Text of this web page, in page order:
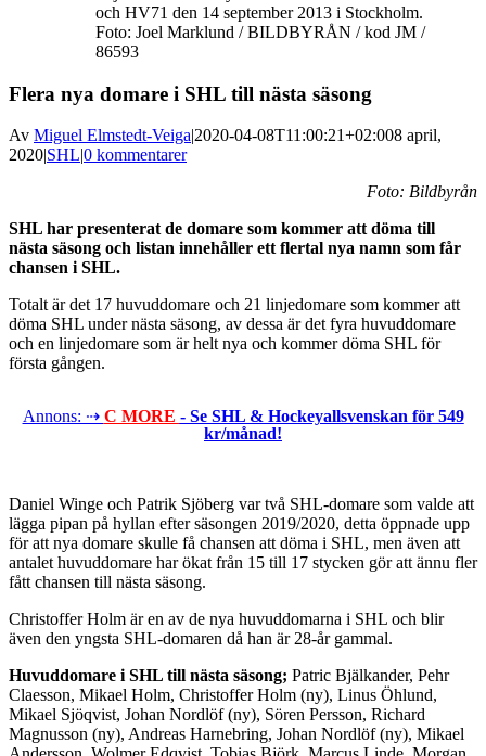
och HV71 den 14 september 2013 i Stockholm.
Foto: Joel Marklund / BILDBYRÅN / kod JM /
86593
Flera nya domare i SHL till nästa säsong
Av Miguel Elmstedt-Veiga|2020-04-08T11:00:21+02:008 april,
2020|SHL|0 kommentarer
Foto: Bildbyrån
SHL har presenterat de domare som kommer att döma till
nästa säsong och listan innehåller ett flertal nya namn som får
chansen i SHL.
Totalt är det 17 huvuddomare och 21 linjedomare som kommer att
döma SHL under nästa säsong, av dessa är det fyra huvuddomare
och en linjedomare som är helt nya och kommer döma SHL för
första gången.
Annons: ⇢ C MORE - Se SHL & Hockeyallsvenskan för 549
kr/månad!
Daniel Winge och Patrik Sjöberg var två SHL-domare som valde att
lägga pipan på hyllan efter säsongen 2019/2020, detta öppnade upp
för att nya domare skulle få chansen att döma i SHL, men även att
antalet huvuddomare har ökat från 15 till 17 stycken gör att ännu fler
fått chansen till nästa säsong.
Christoffer Holm är en av de nya huvuddomarna i SHL och blir
även den yngsta SHL-domaren då han är 28-år gammal.
Huvuddomare i SHL till nästa säsong; Patric Bjälkander, Pehr
Claesson, Mikael Holm, Christoffer Holm (ny), Linus Öhlund,
Mikael Sjöqvist, Johan Nordlöf (ny), Sören Persson, Richard
Magnusson (ny), Andreas Harnebring, Johan Nordlöf (ny), Mikael